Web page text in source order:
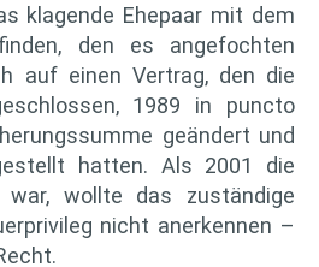
klagende Ehepaar mit dem
den es angefochten
auf einen Vertrag, den die
1989 in puncto
geändert und
hatten. Als 2001 die
war, wollte das zuständige
nicht anerkennen –